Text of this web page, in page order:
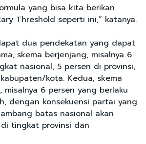
yang bisa kita berikan
Threshold seperti ini,” katanya.
dua pendekatan yang dapat
skema berjenjang, misalnya 6
nasional, 5 persen di provinsi,
kota. Kedua, skema
misalnya 6 persen yang berlaku
dengan konsekuensi partai yang
batas nasional akan
tingkat provinsi dan